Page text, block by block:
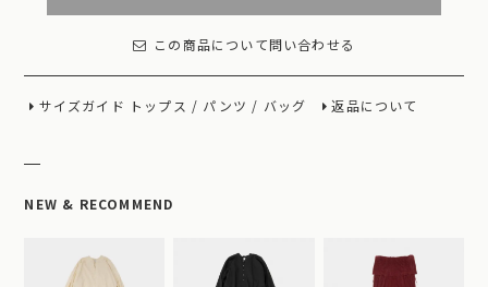
この商品について問い合わせる
サイズガイド トップス / パンツ / バッグ 返品について
NEW & RECOMMEND